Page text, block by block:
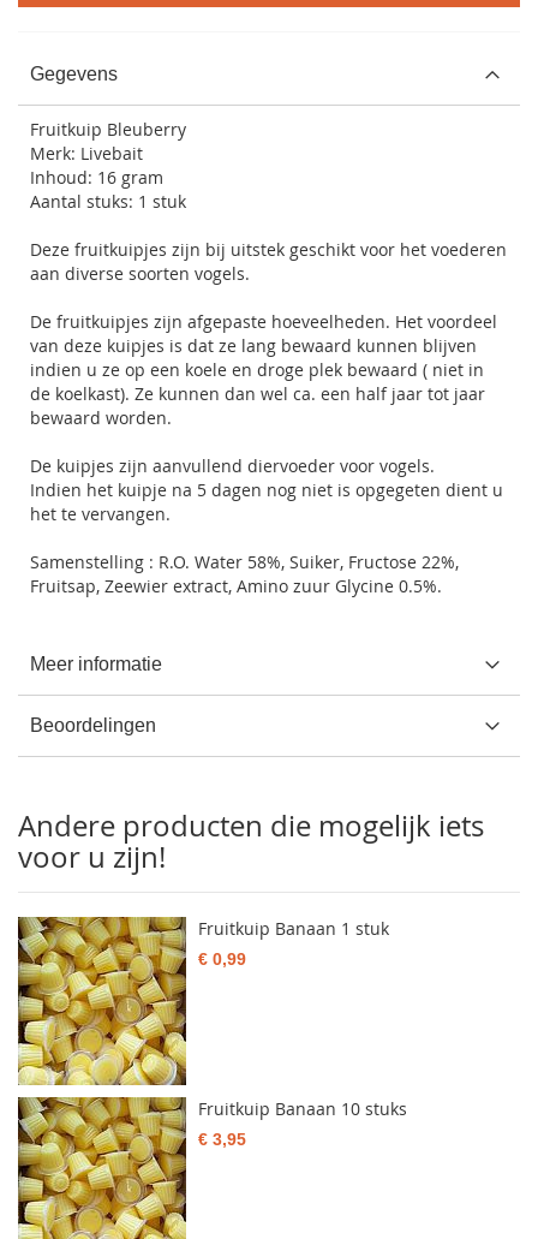
Gegevens
Fruitkuip Bleuberry
Merk: Livebait
Inhoud: 16 gram
Aantal stuks: 1 stuk
Deze fruitkuipjes zijn bij uitstek geschikt voor het voederen
aan diverse soorten vogels.
De fruitkuipjes zijn afgepaste hoeveelheden. Het voordeel
van deze kuipjes is dat ze lang bewaard kunnen blijven
indien u ze op een koele en droge plek bewaard ( niet in
de koelkast). Ze kunnen dan wel ca. een half jaar tot jaar
bewaard worden.
De kuipjes zijn aanvullend diervoeder voor vogels.
Indien het kuipje na 5 dagen nog niet is opgegeten dient u
het te vervangen.
Samenstelling : R.O. Water 58%, Suiker, Fructose 22%,
Fruitsap, Zeewier extract, Amino zuur Glycine 0.5%.
Meer informatie
Beoordelingen
Andere producten die mogelijk iets
voor u zijn!
Fruitkuip Banaan 1 stuk
€ 0,99
Fruitkuip Banaan 10 stuks
€ 3,95